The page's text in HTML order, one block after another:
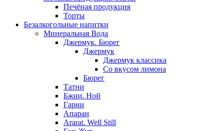
Печёная продукция
Торты
Безалкогольные напитки
Минеральная Вода
Джермук. Бюрег
Джермук
Джермук классика
Со вкусом лимона
Бюрег
Татни
Бжни. Ной
Гарни
Апаран
Ararat. Well Still